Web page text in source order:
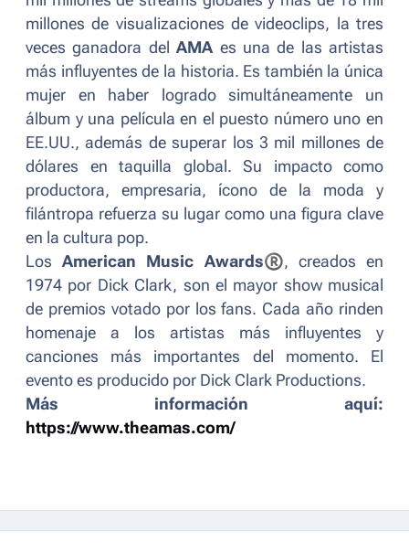
millones de visualizaciones de videoclips, la tres
veces ganadora delAMAes una de las artistas
más influyentes de la historia. Es también la única
mujer en haber logrado simultáneamente un
álbum y una película en el puesto número uno en
EE.UU., además de superar los 3 mil millones de
dólares en taquilla global. Su impacto como
productora, empresaria, ícono de la moda y
filántropa refuerza su lugar como una figura clave
en la cultura pop.
Los American Music Awards®, creados en
1974 por Dick Clark, son el mayor show musical
de premios votado por los fans. Cada año rinden
homenaje a los artistas más influyentes y
canciones más importantes del momento. El
evento es producido por Dick Clark Productions.
Más información aquí:
https://www.theamas.com/